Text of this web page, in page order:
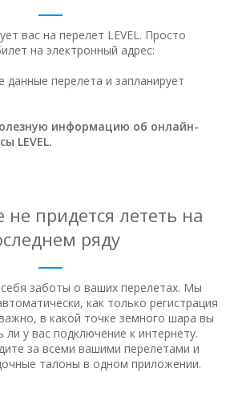
вас на перелет LEVEL. Просто
на электронный адрес:
данные перелета и запланирует
информацию об онлайн-
LEVEL.
придется лететь на
ряду
заботы о ваших перелетах. Мы
как только регистрация
в какой точке земного шара вы
ли у вас подключение к интернету.
за всеми вашими перелетами и
талоны в одном приложении.